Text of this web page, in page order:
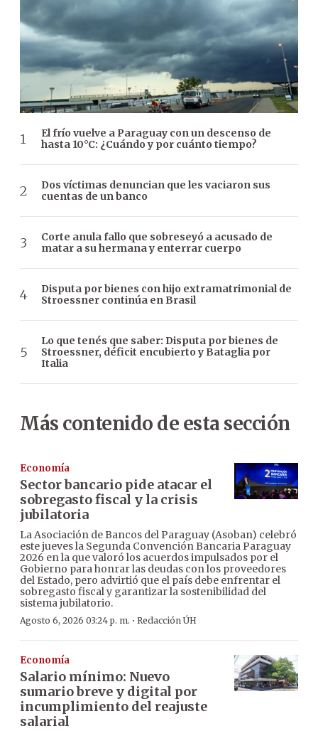
El frío vuelve a Paraguay con un descenso de
hasta 10°C: ¿Cuándo y por cuánto tiempo?
Dos víctimas denuncian que les vaciaron sus
cuentas de un banco
Corte anula fallo que sobreseyó a acusado de
matar a su hermana y enterrar cuerpo
Disputa por bienes con hijo extramatrimonial de
Stroessner continúa en Brasil
Lo que tenés que saber: Disputa por bienes de
Stroessner, déficit encubierto y Bataglia por
Italia
Más contenido de esta sección
Economía
Sector bancario pide atacar el
sobregasto fiscal y la crisis
jubilatoria
La Asociación de Bancos del Paraguay (Asoban) celebró
este jueves la Segunda Convención Bancaria Paraguay
2026 en la que valoró los acuerdos impulsados por el
Gobierno para honrar las deudas con los proveedores
del Estado, pero advirtió que el país debe enfrentar el
sobregasto fiscal y garantizar la sostenibilidad del
sistema jubilatorio.
Agosto 6, 2026 03:24 p. m. · Redacción ÚH
Economía
Salario mínimo: Nuevo
sumario breve y digital por
incumplimiento del reajuste
salarial